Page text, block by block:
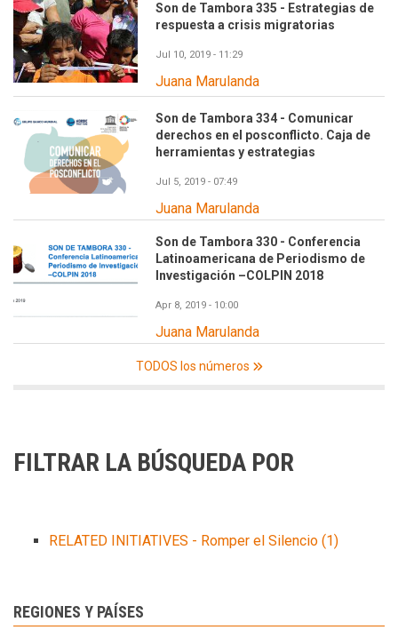
Son de Tambora 335 - Estrategias de
respuesta a crisis migratorias
Jul 10, 2019 - 11:29
Juana Marulanda
Son de Tambora 334 - Comunicar
derechos en el posconflicto. Caja de
herramientas y estrategias
Jul 5, 2019 - 07:49
Juana Marulanda
Son de Tambora 330 - Conferencia
Latinoamericana de Periodismo de
Investigación –COLPIN 2018
Apr 8, 2019 - 10:00
Juana Marulanda
TODOS los números
FILTRAR LA BÚSQUEDA POR
RELATED INITIATIVES - Romper el Silencio (1)
REGIONES Y PAÍSES